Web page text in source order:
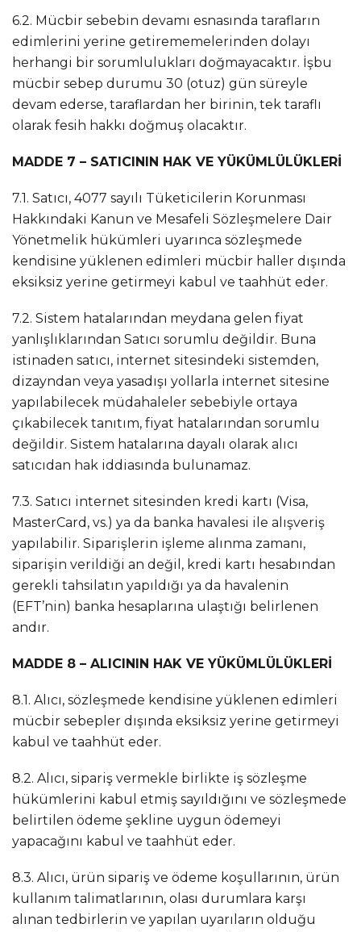
6.2. Mücbir sebebin devamı esnasında tarafların
edimlerini yerine getirememelerinden dolayı
herhangi bir sorumlulukları doğmayacaktır. İşbu
mücbir sebep durumu 30 (otuz) gün süreyle
devam ederse, taraflardan her birinin, tek taraflı
olarak fesih hakkı doğmuş olacaktır.
MADDE 7 – SATICININ HAK VE YÜKÜMLÜLÜKLERİ
7.1. Satıcı, 4077 sayılı Tüketicilerin Korunması
Hakkındaki Kanun ve Mesafeli Sözleşmelere Dair
Yönetmelik hükümleri uyarınca sözleşmede
kendisine yüklenen edimleri mücbir haller dışında
eksiksiz yerine getirmeyi kabul ve taahhüt eder.
7.2. Sistem hatalarından meydana gelen fiyat
yanlışlıklarından Satıcı sorumlu değildir. Buna
istinaden satıcı, internet sitesindeki sistemden,
dizayndan veya yasadışı yollarla internet sitesine
yapılabilecek müdahaleler sebebiyle ortaya
çıkabilecek tanıtım, fiyat hatalarından sorumlu
değildir. Sistem hatalarına dayalı olarak alıcı
satıcıdan hak iddiasında bulunamaz.
7.3. Satıcı internet sitesinden kredi kartı (Visa,
MasterCard, vs.) ya da banka havalesi ile alışveriş
yapılabilir. Siparişlerin işleme alınma zamanı,
siparişin verildiği an değil, kredi kartı hesabından
gerekli tahsilatın yapıldığı ya da havalenin
(EFT’nin) banka hesaplarına ulaştığı belirlenen
andır.
MADDE 8 – ALICININ HAK VE YÜKÜMLÜLÜKLERİ
8.1. Alıcı, sözleşmede kendisine yüklenen edimleri
mücbir sebepler dışında eksiksiz yerine getirmeyi
kabul ve taahhüt eder.
8.2. Alıcı, sipariş vermekle birlikte iş sözleşme
hükümlerini kabul etmiş sayıldığını ve sözleşmede
belirtilen ödeme şekline uygun ödemeyi
yapacağını kabul ve taahhüt eder.
8.3. Alıcı, ürün sipariş ve ödeme koşullarının, ürün
kullanım talimatlarının, olası durumlara karşı
alınan tedbirlerin ve yapılan uyarıların olduğu